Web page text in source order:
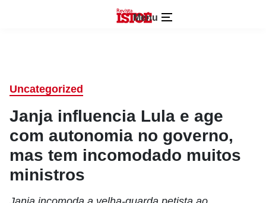
Menu
Uncategorized
Janja influencia Lula e age
com autonomia no governo,
mas tem incomodado muitos
ministros